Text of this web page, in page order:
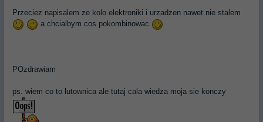
Przeciez napisalem ze kolo elektroniki i urzadzen nawet nie stalem
a chcialbym cos pokombinowac
POzdrawiam
ps. wiem co to lutownica ale tutaj cala wiedza moja sie konczy